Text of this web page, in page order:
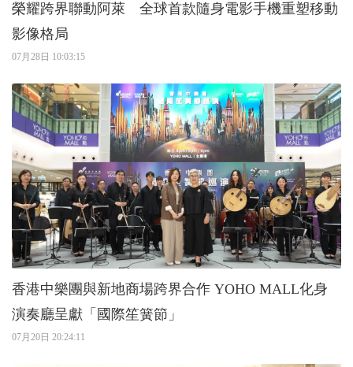
榮耀跨界聯動阿萊 全球首款隨身電影手機重塑移動
影像格局
07月28日 10:03:15
香港中樂團與新地商場跨界合作 YOHO MALL化身
演奏廳呈獻「國際笙簧節」
07月20日 20:24:11